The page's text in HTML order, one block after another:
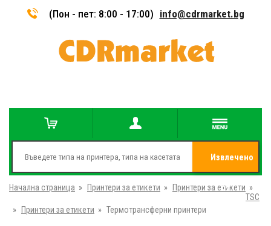
(Пон - пет: 8:00 - 17:00) info@cdrmarket.bg
Извлечено
от
Начална страница » Принтери за етикети » Принтери за етикети »
TSC
»
Принтери за етикети » Термотрансферни принтери